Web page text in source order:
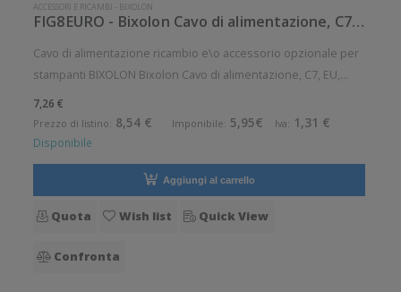
ACCESSORI E RICAMBI - BIXOLON
FIG8EURO - Bixolon Cavo di alimentazione, C7, EU
Cavo di alimentazione ricambio e\o accessorio opzionale per
stampanti BIXOLON Bixolon Cavo di alimentazione, C7, EU,
lunghezza: 2 m Accessorio opzionale. Pezzo di ricambio.
Opzionale: Si Ricambio: Si
7,26 €
Prezzo di listino: 8,54 € Imponibile: 5,95€ Iva: 1,31 €
Disponibile
Aggiungi al carrello
Quota Wish list Quick View
Confronta